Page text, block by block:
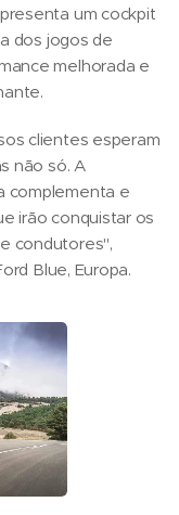
um cockpit
dos jogos de
melhorada e
clientes esperam
não só. A
complementa e
irão conquistar os
condutores",
Blue, Europa.